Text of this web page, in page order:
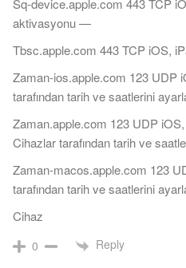
Sq-device.apple.com 443 TCP
aktivasyonu —
Tbsc.apple.com 443 TCP iOS,
Zaman-ios.apple.com 123 UDP
tarafından tarih ve saatlerini
Zaman.apple.com 123 UDP
Cihazlar tarafından tarih ve
Zaman-macos.apple.com 123
tarafından tarih ve saatlerini
Cihaz
0 Reply